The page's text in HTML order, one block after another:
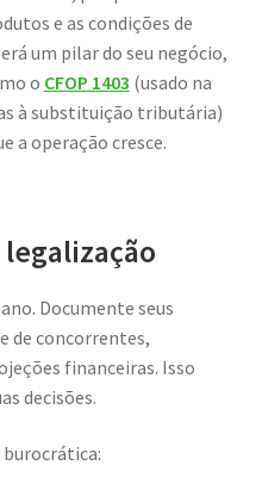
e as condições de
um pilar do seu negócio,
o CFOP 1403 (usado na
à substituição tributária)
a operação cresce.
Documente seus
de concorrentes,
financeiras. Isso
decisões.